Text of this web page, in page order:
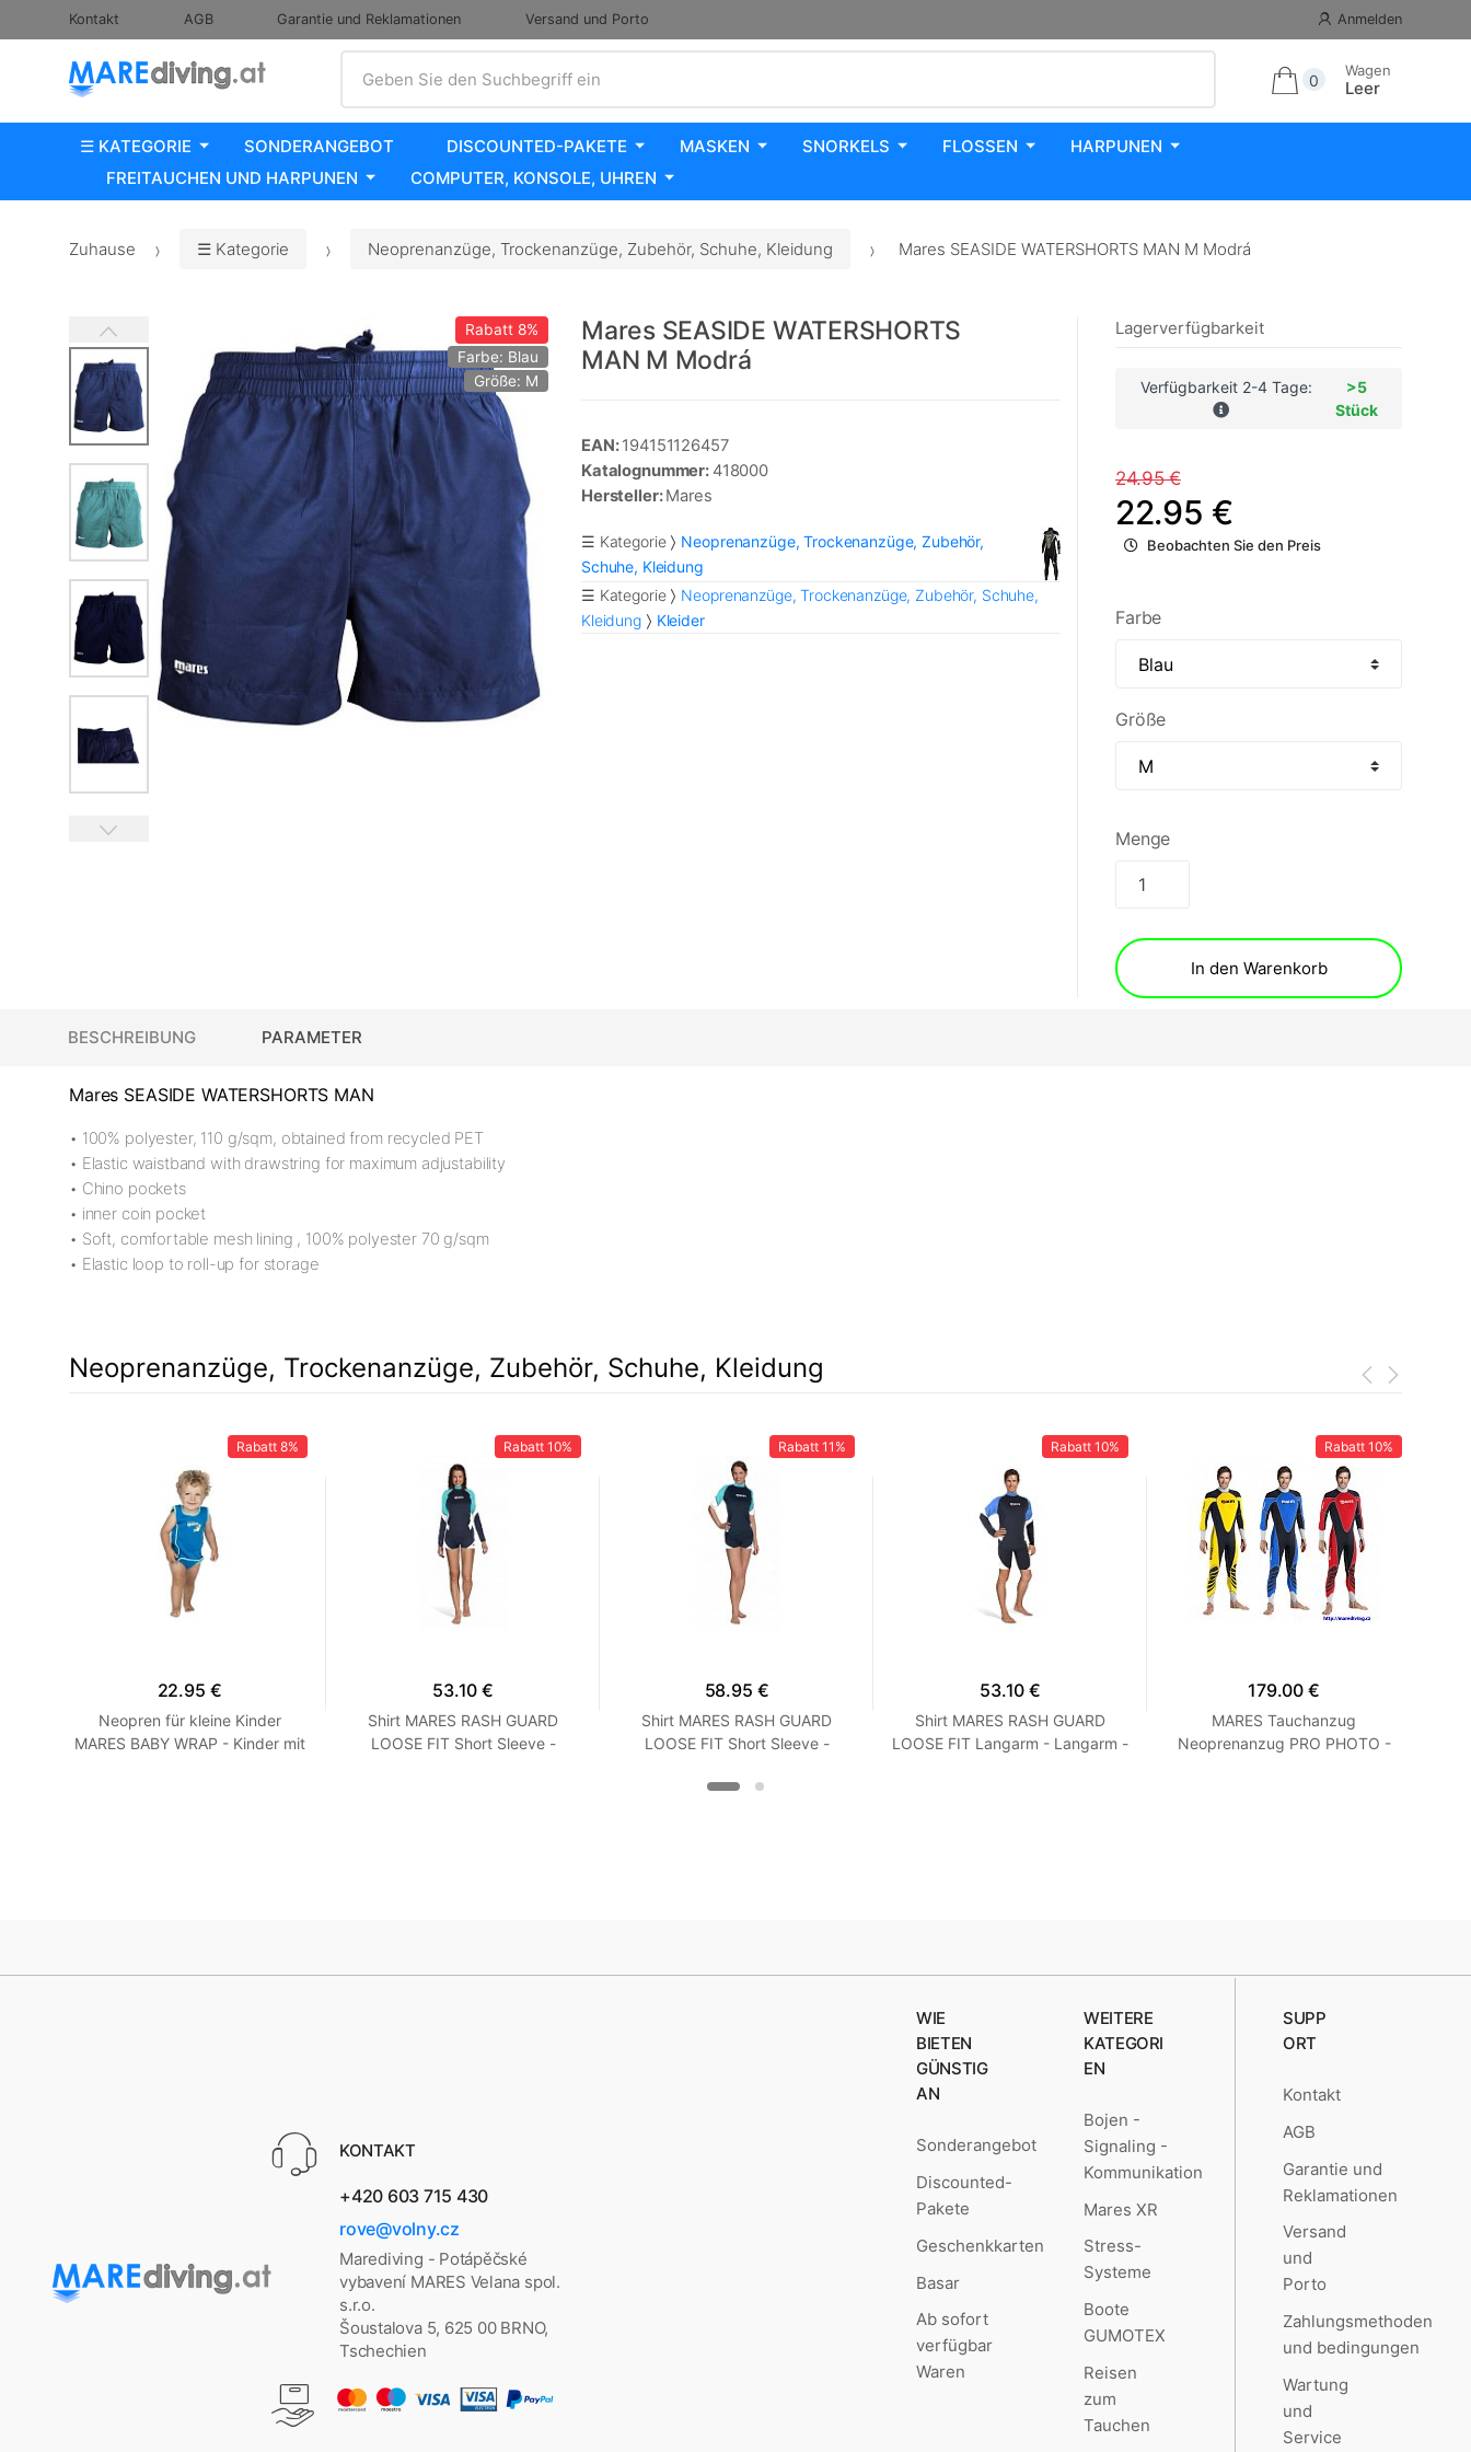
Kontakt AGB Garantie und Reklamationen Versand und Porto Anmelden
Geben Sie den Suchbegriff ein
0
Wagen
Leer
☰ KATEGORIE SONDERANGEBOT DISCOUNTED-PAKETE MASKEN SNORKELS FLOSSEN
HARPUNEN
FREITAUCHEN UND HARPUNEN
COMPUTER, KONSOLE, UHREN
Zuhause ☰ Kategorie Neoprenanzüge, Trockenanzüge, Zubehör, Schuhe, Kleidung Mares SEASIDE WATERSHORTS MAN M Modrá
Rabatt8%
Farbe: Blau
Größe: M
Mares SEASIDE WATERSHORTS
MAN M Modrá
EAN:194151126457
Katalognummer: 418000
Hersteller:Mares
☰ Kategorie
Neoprenanzüge, Trockenanzüge, Zubehör,
Schuhe, Kleidung
☰ Kategorie
Neoprenanzüge, Trockenanzüge, Zubehör, Schuhe,
Kleidung
Kleider
Lagerverfügbarkeit
Verfügbarkeit 2-4 Tage:
>5
Stück
24.95 €
22.95 €
Beobachten Sie den Preis
Farbe
Größe
Menge
In den Warenkorb
BESCHREIBUNG PARAMETER
Mares SEASIDE WATERSHORTS MAN
• 100% polyester, 110 g/sqm, obtained from recycled PET
• Elastic waistband with drawstring for maximum adjustability
• Chino pockets
• inner coin pocket
• Soft, comfortable mesh lining , 100% polyester 70 g/sqm
• Elastic loop to roll-up for storage
Neoprenanzüge, Trockenanzüge, Zubehör, Schuhe, Kleidung
Rabatt 8%
22.95 €
Neopren für kleine Kinder
MARES BABY WRAP - Kinder mit
Rabatt 10%
53.10 €
Shirt MARES RASH GUARD
LOOSE FIT Short Sleeve -
Rabatt 11%
58.95 €
Shirt MARES RASH GUARD
LOOSE FIT Short Sleeve -
XXS Turquoise
Rabatt 10%
53.10 €
Shirt MARES RASH GUARD
LOOSE FIT Langarm - Langarm -
Rabatt 10%
179.00 €
MARES Tauchanzug
Neoprenanzug PRO PHOTO -
KONTAKT
+420 603 715 430
rove@volny.cz
Marediving - Potápěčské
vybavení MARES Velana spol.
s.r.o.
Šoustalova 5, 625 00 BRNO,
Tschechien
WIE
BIETEN
GÜNSTIG
AN
Sonderangebot
Discounted-
Pakete
Geschenkkarten
Basar
Ab sofort
verfügbar
Waren
WEITERE
KATEGORI
EN
Bojen -
Signaling -
Kommunikation
Mares XR
Stress-
Systeme
Boote
GUMOTEX
Reisen
zum
Tauchen
SUPP
ORT
Kontakt
AGB
Garantie und
Reklamationen
Versand
und
Porto
Zahlungsmethoden
und bedingungen
Wartung
und
Service